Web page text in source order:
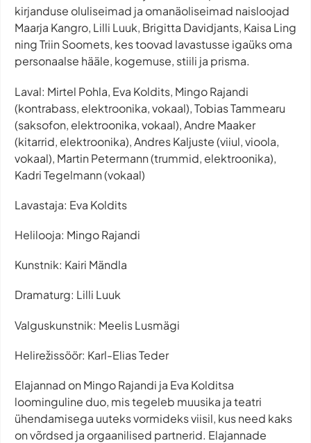
kirjanduse oluliseimad ja omanäoliseimad naisloojad
Maarja Kangro, Lilli Luuk, Brigitta Davidjants, Kaisa Ling
ning Triin Soomets, kes toovad lavastusse igaüks oma
personaalse hääle, kogemuse, stiili ja prisma.
Laval: Mirtel Pohla, Eva Koldits, Mingo Rajandi
(kontrabass, elektroonika, vokaal), Tobias Tammearu
(saksofon, elektroonika, vokaal), Andre Maaker
(kitarrid, elektroonika), Andres Kaljuste (viiul, vioola,
vokaal), Martin Petermann (trummid, elektroonika),
Kadri Tegelmann (vokaal)
Lavastaja: Eva Koldits
Helilooja: Mingo Rajandi
Kunstnik: Kairi Mändla
Dramaturg: Lilli Luuk
Valguskunstnik: Meelis Lusmägi
Helirežissöör: Karl-Elias Teder
Elajannad on Mingo Rajandi ja Eva Kolditsa
loominguline duo, mis tegeleb muusika ja teatri
ühendamisega uuteks vormideks viisil, kus need kaks
on võrdsed ja orgaanilised partnerid. Elajannade